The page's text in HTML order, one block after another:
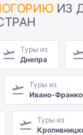
ИЗ
Туры из
Днепра
Туры из
Ивано-
Туры из